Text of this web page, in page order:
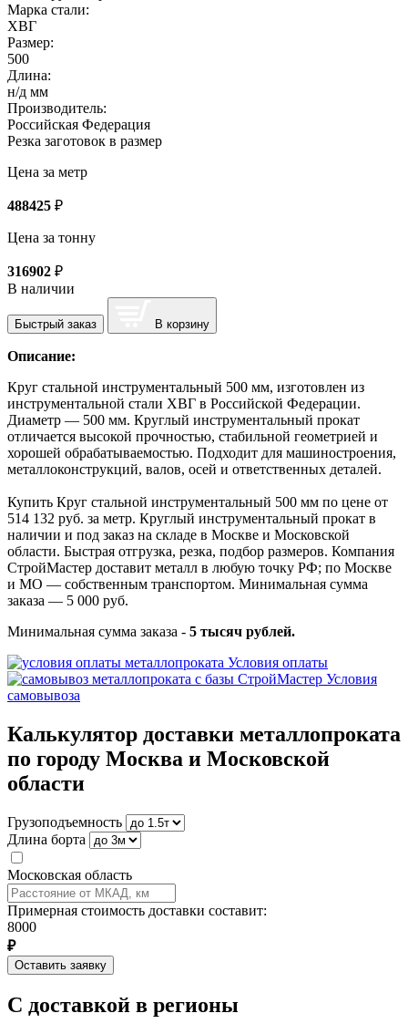
Марка стали:
ХВГ
Размер:
500
Длина:
н/д мм
Производитель:
Российская Федерация
Резка заготовок в размер
Цена за метр
488425 ₽
Цена за тонну
316902 ₽
В наличии
Быстрый заказ В корзину
Описание:
Круг стальной инструментальный 500 мм, изготовлен из
инструментальной стали ХВГ в Российской Федерации.
Диаметр — 500 мм. Круглый инструментальный прокат
отличается высокой прочностью, стабильной геометрией и
хорошей обрабатываемостью. Подходит для машиностроения,
металлоконструкций, валов, осей и ответственных деталей.
Купить Круг стальной инструментальный 500 мм по цене от
514 132 руб. за метр. Круглый инструментальный прокат в
наличии и под заказ на складе в Москве и Московской
области. Быстрая отгрузка, резка, подбор размеров. Компания
СтройМастер доставит металл в любую точку РФ; по Москве
и МО — собственным транспортом. Минимальная сумма
заказа — 5 000 руб.
Минимальная сумма заказа - 5 тысяч рублей.
Условия оплаты
Условия
самовывоза
Калькулятор доставки металлопроката
по городу Москва и Московской
области
Грузоподъемность
Длина борта
Московская область
Примерная стоимость доставки составит:
8000
₽
Оставить заявку
С доставкой в регионы